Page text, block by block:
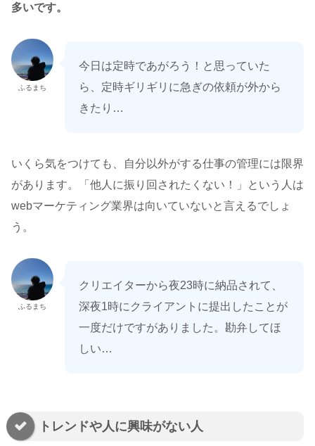
多いです。
ふるまち
今日は定時であがろう！と思っていた
ら、定時ギリギリに急ぎの依頼が外から
きたり…
いくら気をつけても、自分以外がする仕事の管理には限界
があります。「他人に振り回されたくない！」という人は
webマーケティング業界は向いていないと言えるでしょ
う。
ふるまち
クリエイターから夜23時に納品されて、
深夜1時にクライアントに提出したことが
一度だけですがありました。勘弁してほ
しい…
トレンドや人に興味がない人